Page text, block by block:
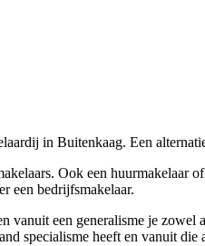
in Buitenkaag. Een
Ook een
een bedrijfsmakelaar.
vanuit een generalisme je
specialisme heeft en vanuit